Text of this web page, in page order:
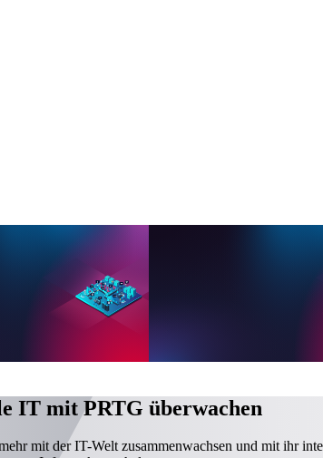
IT mit PRTG überwachen
mit der IT-Welt zusammenwachsen und mit ihr